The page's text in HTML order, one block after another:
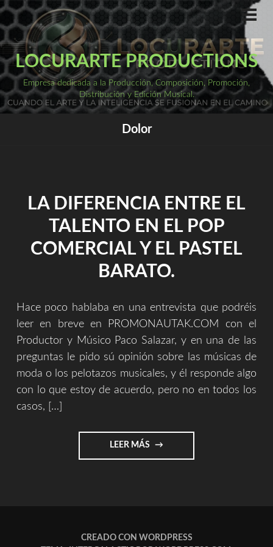
Saltar
al
contenido
LOCURARTE PRODUCTIONS
Empresa dedicada a la Producción, Composición, Promoción,
Distribución y Edición Musical.
Dolor
LA DIFERENCIA ENTRE EL
TALENTO EN EL POP
COMERCIAL Y EL PASTEL
BARATO.
Hace poco hablaba en una entrevista que podréis
leer en breve en PROMONAUTAK.COM con el
Productor y Músico Paco Salazar, y en una de las
preguntas le pido sú opinión sobre las músicas de
moda o los pelotazos musicales, y él responde algo
con lo que estoy de acuerdo, pero no en todos los
casos, […]
LEER MÁS "LA
DIFERENCIA
POP
CREADO CON WORDPRESS